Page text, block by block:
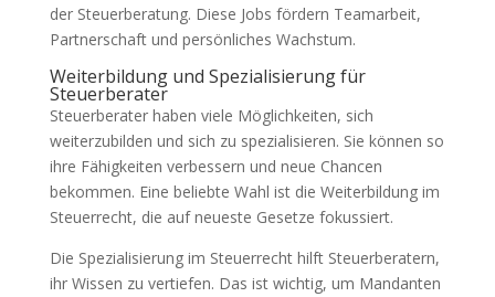
der Steuerberatung. Diese Jobs fördern Teamarbeit,
Partnerschaft und persönliches Wachstum.
Weiterbildung und Spezialisierung für
Steuerberater
Steuerberater haben viele Möglichkeiten, sich
weiterzubilden und sich zu spezialisieren. Sie können so
ihre Fähigkeiten verbessern und neue Chancen
bekommen. Eine beliebte Wahl ist die Weiterbildung im
Steuerrecht, die auf neueste Gesetze fokussiert.
Die Spezialisierung im Steuerrecht hilft Steuerberatern,
ihr Wissen zu vertiefen. Das ist wichtig, um Mandanten